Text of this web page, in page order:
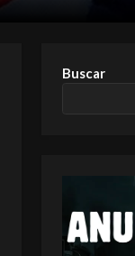
Buscar